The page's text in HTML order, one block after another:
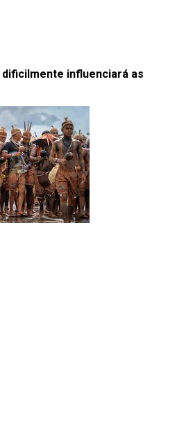
dificilmente influenciará as